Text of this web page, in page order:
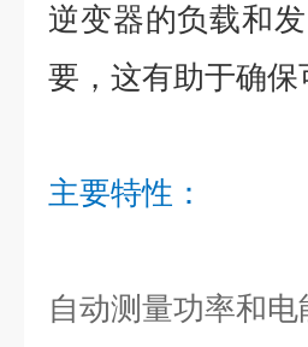
逆变器的负载和
要，这有助于确
主要特性：
自动测量功率和